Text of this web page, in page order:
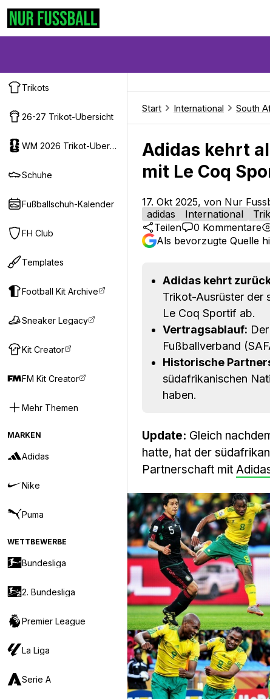
Trikots
26-27 Trikot-Ubersicht
WM 2026 Trikot-Ubersicht
Schuhe
Fußballschuh-Kalender
FH Club
Templates
Football Kit Archive
Sneaker Legacy
Kit Creator
FM Kit Creator
Mehr Themen
MARKEN
Adidas
Nike
Puma
WETTBEWERBE
Bundesliga
2. Bundesliga
Premier League
La Liga
Serie A
Start International South
Adidas kehrt
mit Le Coq
17. Okt 2025, von Nur
adidas
International
Teilen
0 Kommentare
Als bevorzugte Quelle
Adidas kehrt
Trikot-Ausrüster der
Le Coq Sportif ab.
Vertragsablauf:
Fußballverband
Historische
südafrikanischen
haben.
Update: Gleich
hatte, hat der
Partnerschaft mit